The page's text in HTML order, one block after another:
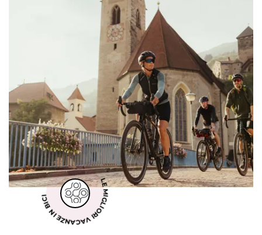
LE MIGLIORI VACANZE IN BICI